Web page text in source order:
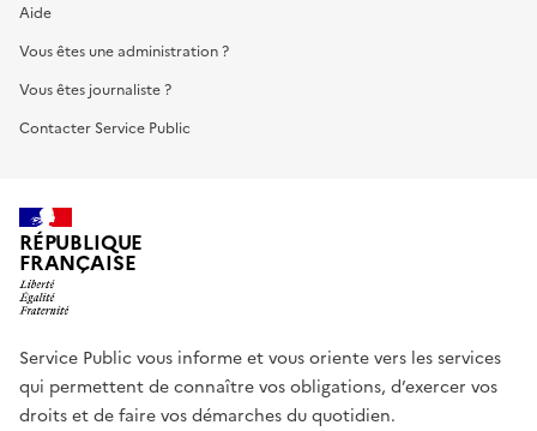
Aide
Vous êtes une administration ?
Vous êtes journaliste ?
Contacter Service Public
RÉPUBLIQUE
FRANÇAISE
Service Public vous informe et vous oriente vers les services
qui permettent de connaître vos obligations, d’exercer vos
droits et de faire vos démarches du quotidien.